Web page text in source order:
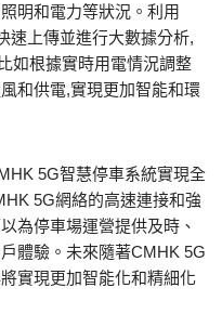
明和電力等狀況。利用
速上傳並進行大數據分析,
如根據實時用電情況調整
和供電,實現更加智能和環
5G智慧停車系統實現全
5G網絡的高速連接和強
為停車場運營提供及時、
體驗。未來隨著CMHK 5G
實現更加智能化和精細化